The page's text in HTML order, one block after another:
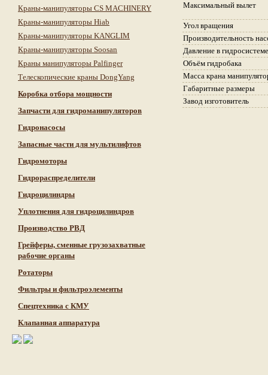
Краны-манипуляторы CS MACHINERY
Краны-манипуляторы Hiab
Краны-манипуляторы KANGLIM
Краны-манипуляторы Soosan
Краны манипуляторы Palfinger
Телескопические краны DongYang
Коробка отбора мощности
Запчасти для гидроманипуляторов
Гидронасосы
Запасные части для мультилифтов
Гидромоторы
Гидрораспределители
Гидроцилиндры
Уплотнения для гидроцилиндров
Производство РВД
Грейферы, сменные грузозахватные
рабочие органы
Ротаторы
Фильтры и фильтроэлементы
Cпецтехника с КМУ
Клапанная аппаратура
Максимальный вылет
Угол вращения
Производительность
Давление в
Объём гидробака
Масса крана
Габаритные размеры
Завод изготовитель